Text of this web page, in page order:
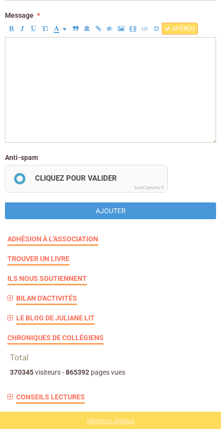
Message
APERÇU
Anti-spam
CLIQUEZ POUR VALIDER
IconCaptcha ©
AJOUTER
ADHÉSION À L'ASSOCIATION
TROUVER UN LIVRE
ILS NOUS SOUTIENNENT
BILAN D'ACTIVITÉS
LE BLOG DE JULIANE LIT
CHRONIQUES DE COLLÉGIENS
Total
370345visiteurs -865392 pages vues
CONSEILS LECTURES
Mentions légales